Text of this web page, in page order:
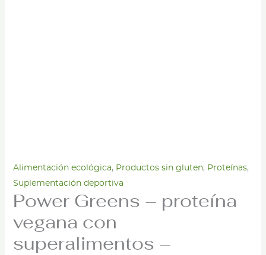
Alimentación ecológica, Productos sin gluten, Proteínas,
Suplementación deportiva
Power Greens – proteína
vegana con
superalimentos –